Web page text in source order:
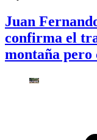
Juan
confirma el
montaña pero